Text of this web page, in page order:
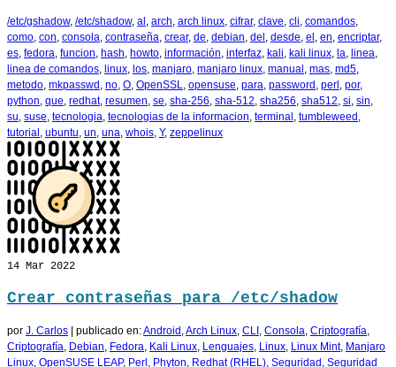
/etc/gshadow, /etc/shadow, al , arch, arch linux, cifrar, clave, cli, comandos,
como, con, consola, contraseña, crear, de, debian, del , desde, el , en, encriptar,
es, fedora, funcion, hash, howto, información, interfaz, kali, kali linux, la, linea,
linea de comandos, linux, los, manjaro, manjaro linux, manual , mas, md5,
metodo, mkpasswd , no, O, OpenSSL, opensuse, para, password , perl , por,
python, que, redhat, resumen, se, sha-256, sha-512, sha256, sha512, si, sin,
su, suse, tecnologia, tecnologias de la informacion, terminal , tumbleweed ,
tutorial , ubuntu, un, una, whois, Y, zeppelinux
14 Mar 2022
Crear contraseñas para /etc/shadow
por J. Carlos publicado en:Android ,Arch Linux, CLI , Consola, Criptografía,
Criptografía, Debian, Fedora, Kali Linux, Lenguajes, Linux, Linux Mint, Manjaro
Linux, OpenSUSE LEAP, Perl , Phyton, Redhat (RHEL), Seguridad , Seguridad